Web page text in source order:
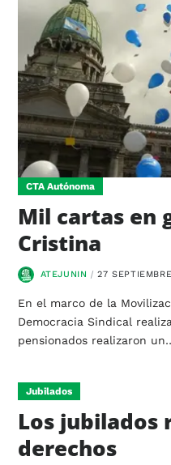
CTA Autónoma
Mil cartas en
Cristina
ATEJUNIN 27
En el marco de la
Democracia Sindical
pensionados realizaron
Jubilados
Los jubilados
derechos